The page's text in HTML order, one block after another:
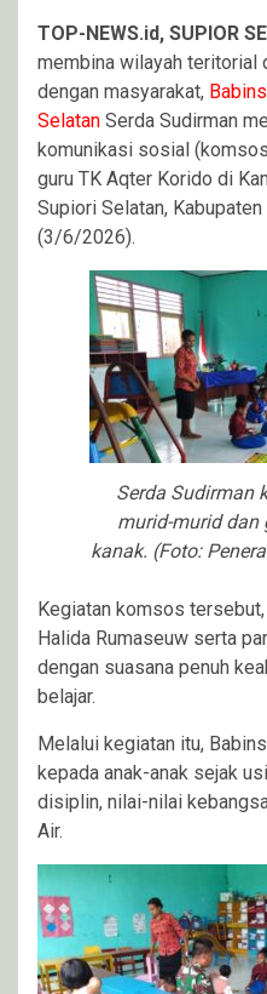
TOP-NEWS.id, SUPIOR
membina wilayah teritorial
dengan masyarakat,
Selatan Serda Sudirman
komunikasi sosial
guru TK Aqter Korido di
Supiori Selatan,
(3/6/2026).
Serda Sudirman
murid-murid dan
kanak. (Foto:
Kegiatan komsos
Halida Rumaseuw serta
dengan suasana penuh
belajar.
Melalui kegiatan itu,
kepada anak-anak sejak
disiplin, nilai-nilai
Air.